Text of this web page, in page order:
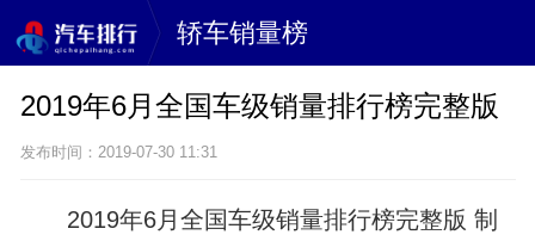
轿车销量榜
2019年6月全国车级销量排行榜完整版
发布时间：2019-07-30 11:31
2019年6月全国车级销量排行榜完整版 制